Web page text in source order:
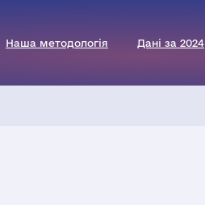
Наша методологія Дані за 2024